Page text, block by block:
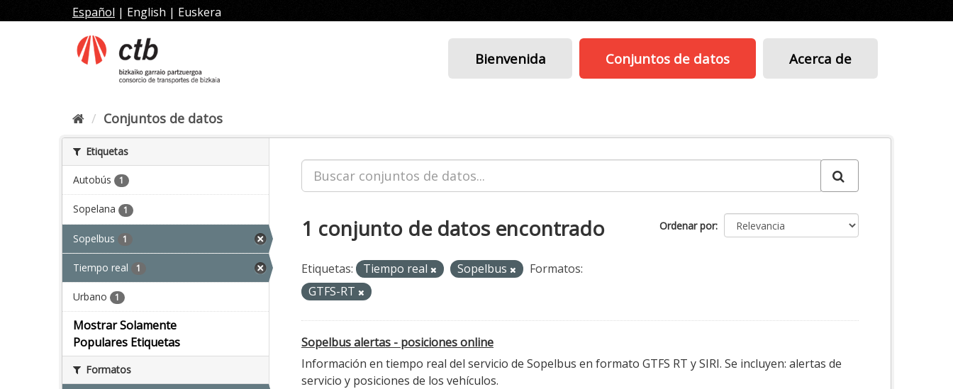
al
Español | English | Euskera
Bienvenida Conjuntos de datos Acerca de
Conjuntos de datos
Etiquetas
Autobús 1
Sopelana 1
Sopelbus 1
Tiempo real 1
Urbano 1
Mostrar Solamente
Populares Etiquetas
Formatos
Ordenar por
1 conjunto de datos encontrado
Etiquetas: Tiempo real Sopelbus
Formatos:
GTFS-RT
Sopelbus alertas - posiciones online
Información en tiempo real del servicio de Sopelbus en formato GTFS RT y SIRI. Se incluyen: alertas de
servicio y posiciones de los vehículos.